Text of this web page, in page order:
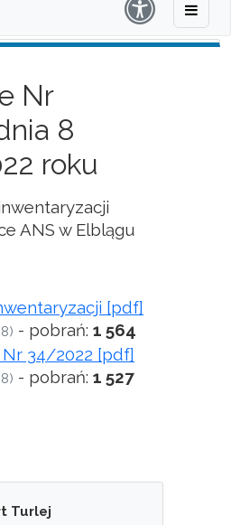
Nr
8
roku
ANS w Elblągu
[pdf]
- pobrań: 1 564
34/2022 [pdf]
- pobrań: 1 527
Turlej